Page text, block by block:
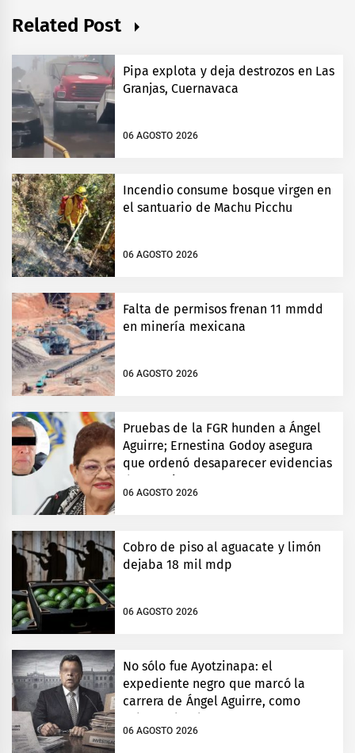
Related Post
Pipa explota y deja destrozos en Las
Granjas, Cuernavaca
06 AGOSTO 2026
Incendio consume bosque virgen en
el santuario de Machu Picchu
06 AGOSTO 2026
Falta de permisos frenan 11 mmdd
en minería mexicana
06 AGOSTO 2026
Pruebas de la FGR hunden a Ángel
Aguirre; Ernestina Godoy asegura
que ordenó desaparecer evidencias
de Ayotzinapa
06 AGOSTO 2026
Cobro de piso al aguacate y limón
dejaba 18 mil mdp
06 AGOSTO 2026
No sólo fue Ayotzinapa: el
expediente negro que marcó la
carrera de Ángel Aguirre, como
gobernador de Guerrero
06 AGOSTO 2026